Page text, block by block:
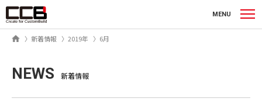
MENU
ホーム新着情報 2019年 6月
NEWS 新着情報